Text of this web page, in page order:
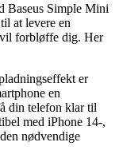
Baseus Simple Mini
at levere en
forbløffe dig. Her
er
en
din telefon klar til
med iPhone 14-,
nødvendige